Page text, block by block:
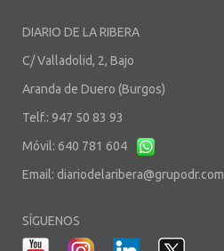
DIARIO DE LA RIBERA
C/ Valladolid, 2, Bajo
Aranda de Duero (Burgos)
Telf.: 947 50 83 93
Móvil: 640 781 604
Email: diariodelaribera@grupodr.com
SÍGUENOS